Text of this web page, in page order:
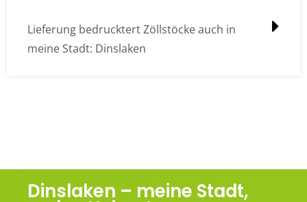
Lieferung bedrucktert Zöllstöcke auch in
meine Stadt: Dinslaken
Dinslaken – meine Stadt,